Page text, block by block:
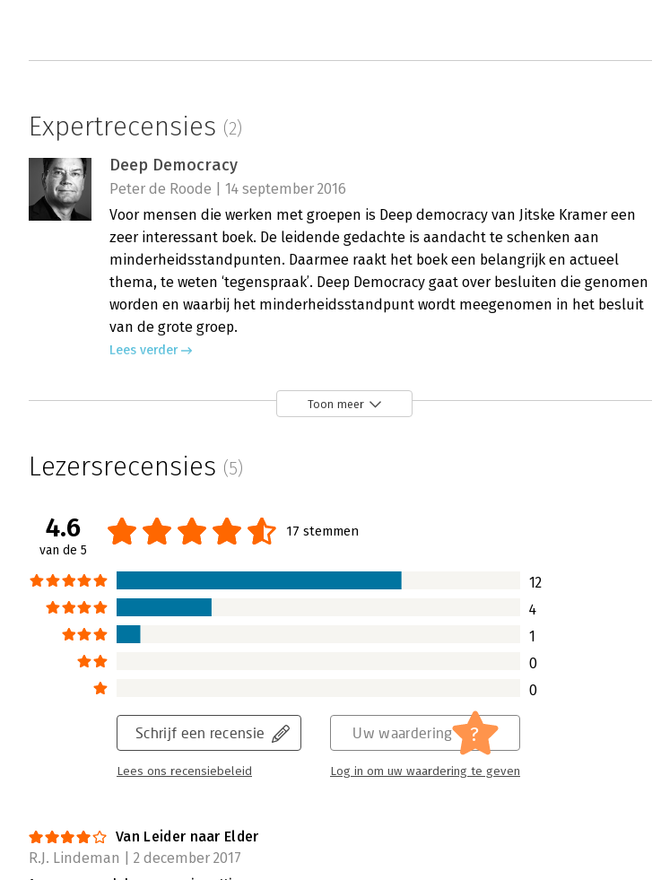
Expertrecensies (2)
Deep Democracy
Peter de Roode | 14 september 2016
Voor mensen die werken met groepen is Deep democracy van Jitske Kramer een
zeer interessant boek. De leidende gedachte is aandacht te schenken aan
minderheidsstandpunten. Daarmee raakt het boek een belangrijk en actueel
thema, te weten ‘tegenspraak’. Deep Democracy gaat over besluiten die genomen
worden en waarbij het minderheidsstandpunt wordt meegenomen in het besluit
van de grote groep.
Lees verder
Deep democracy, dat klinkt als een ultieme democratie, en zo is het ook wel een
besluiten te nemen. Dit niet door een soort koehandel, maar door uitgebreid stil te
staan bij de minderheidsmening.
Toon meer
Lezersrecensies (5)
4.6
van de 5
17 stemmen
12
4
1
0
0
Schrijf een recensie
Lees ons recensiebeleid
Uw waardering ?
Log in om uw waardering te geven
Van Leider naar Elder
R.J. Lindeman | 2 december 2017